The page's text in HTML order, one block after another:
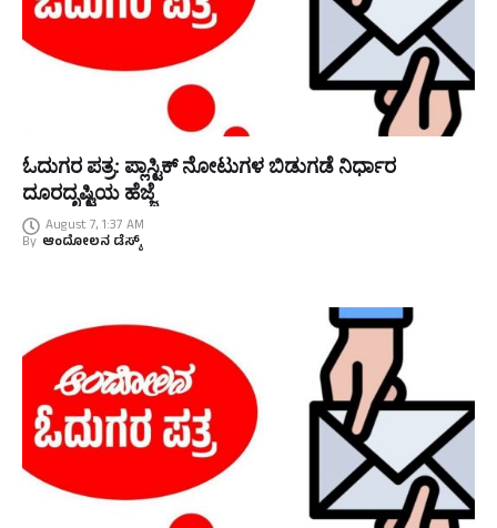
ಓದುಗರ ಪತ್ರ: ಪ್ಲಾಸ್ಟಿಕ್ ನೋಟುಗಳ ಬಿಡುಗಡೆ ನಿರ್ಧಾರ
ದೂರದೃಷ್ಟಿಯ ಹೆಜ್ಜೆ
August 7, 1:37 AM
By ಆಂದೋಲನ ಡೆಸ್ಕ್